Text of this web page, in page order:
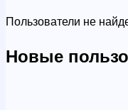
Пользователи не
Новые